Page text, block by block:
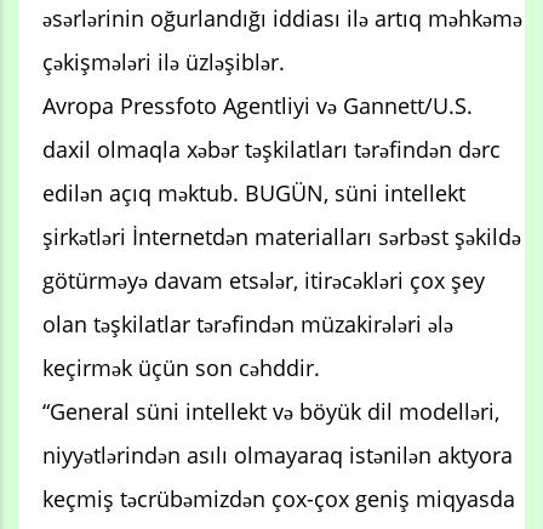
əsərlərinin oğurlandığı iddiası ilə artıq məhkəmə
çəkişmələri ilə üzləşiblər.
Avropa Pressfoto Agentliyi və Gannett/U.S.
daxil olmaqla xəbər təşkilatları tərəfindən dərc
edilən açıq məktub. BUGÜN, süni intellekt
şirkətləri İnternetdən materialları sərbəst şəkildə
götürməyə davam etsələr, itirəcəkləri çox şey
olan təşkilatlar tərəfindən müzakirələri ələ
keçirmək üçün son cəhddir.
“General süni intellekt və böyük dil modelləri,
niyyətlərindən asılı olmayaraq istənilən aktyora
keçmiş təcrübəmizdən çox-çox geniş miqyasda